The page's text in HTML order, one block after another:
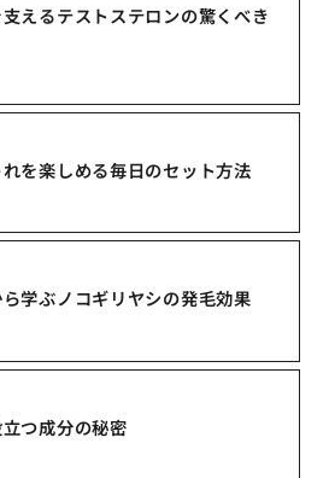
えるテストステロンの驚くべき
を楽しめる毎日のセット方法
学ぶノコギリヤシの発毛効果
つ成分の秘密